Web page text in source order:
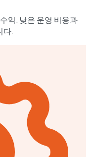
익. 낮은 운영 비용과
다.